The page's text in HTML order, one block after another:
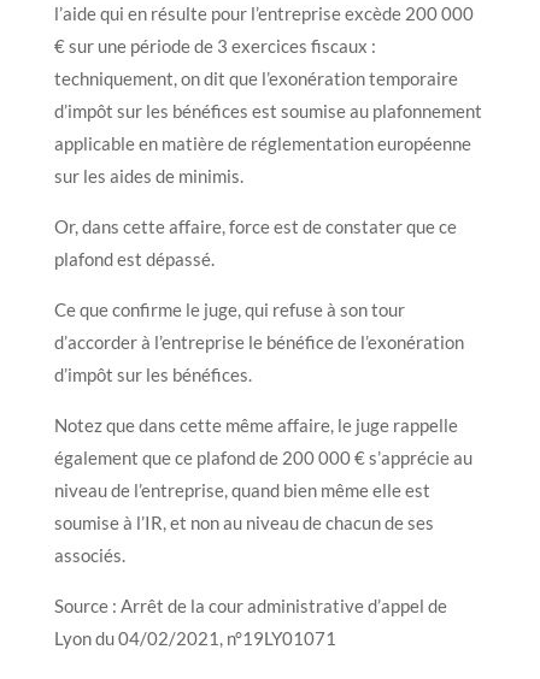
l’aide qui en résulte pour l’entreprise excède 200 000
€ sur une période de 3 exercices fiscaux :
techniquement, on dit que l’exonération temporaire
d’impôt sur les bénéfices est soumise au plafonnement
applicable en matière de réglementation européenne
sur les aides de minimis.
Or, dans cette affaire, force est de constater que ce
plafond est dépassé.
Ce que confirme le juge, qui refuse à son tour
d’accorder à l’entreprise le bénéfice de l’exonération
d’impôt sur les bénéfices.
Notez que dans cette même affaire, le juge rappelle
également que ce plafond de 200 000 € s’apprécie au
niveau de l’entreprise, quand bien même elle est
soumise à l’IR, et non au niveau de chacun de ses
associés.
Source : Arrêt de la cour administrative d’appel de
Lyon du 04/02/2021, n°19LY01071